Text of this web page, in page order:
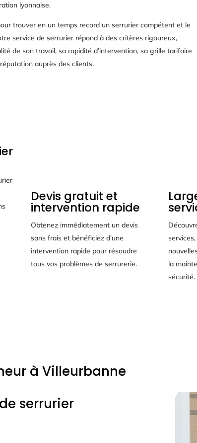
lyonnaise.
trouver en un temps record un serrurier compétent et le
service de serrurier répond à des critères rigoureux,
de son travail, sa rapidité d’intervention, sa grille tarifaire
auprès des clients.
Devis gratuit et
intervention rapide
Obtenez immédiatement un devis
sans frais et bénéficiez d'une
intervention rapide pour résoudre
tous vos problèmes de serrurerie.
la
sécurité.
à Villeurbanne
serrurier